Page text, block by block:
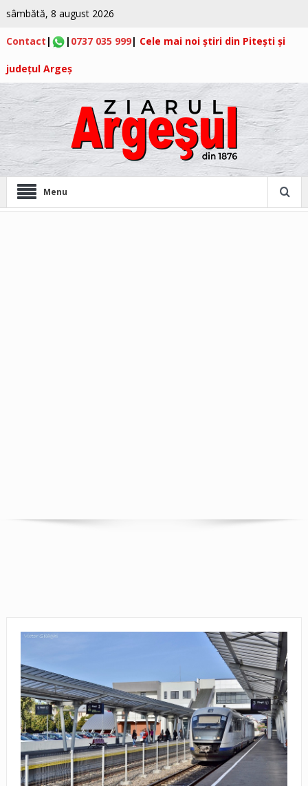
sâmbătă, 8 august 2026
Contact | | 0737 035 999| Cele mai noi știri din Pitești și
județul Argeș
Menu